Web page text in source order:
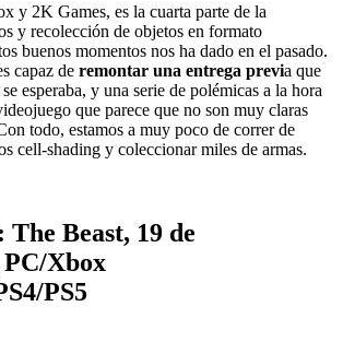
y 2K Games, es la cuarta parte de la
y recolección de objetos en formato
buenos momentos nos ha dado en el pasado.
capaz de remontar una entrega previa que
esperaba, y una serie de polémicas a la hora
que parece que no son muy claras
todo, estamos a muy poco de correr de
cell-shading y coleccionar miles de armas.
Beast, 19 de
Xbox
PS5